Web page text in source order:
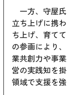
一方、守屋
立ち上げに携
ち上げ、育て
の参画により
業共創力や事
営の実践知を
領域で支援を